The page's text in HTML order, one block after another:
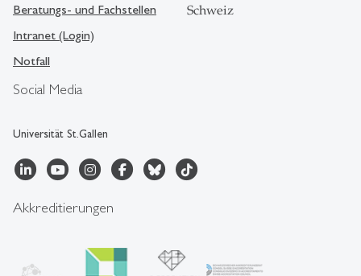
Social Media
Universität St.Gallen
Beratungs- und Fachstellen
Intranet (Login)
Notfall
Schweiz
Akkreditierungen